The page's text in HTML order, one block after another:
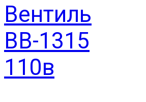
Вентиль
ВВ-1315
110в